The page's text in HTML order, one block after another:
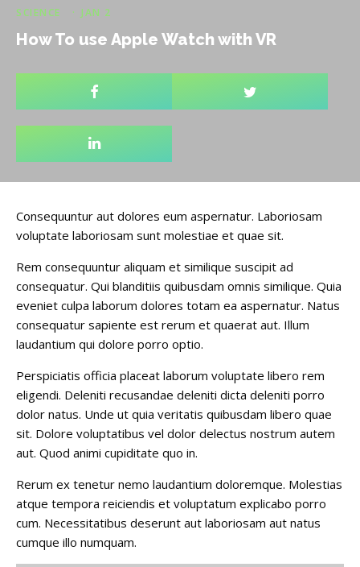
SCIENCE · JAN 2
How To use Apple Watch with VR
Consequuntur aut dolores eum aspernatur. Laboriosam
voluptate laboriosam sunt molestiae et quae sit.
Rem consequuntur aliquam et similique suscipit ad
consequatur. Qui blanditiis quibusdam omnis similique. Quia
eveniet culpa laborum dolores totam ea aspernatur. Natus
consequatur sapiente est rerum et quaerat aut. Illum
laudantium qui dolore porro optio.
Perspiciatis officia placeat laborum voluptate libero rem
eligendi. Deleniti recusandae deleniti dicta deleniti porro
dolor natus. Unde ut quia veritatis quibusdam libero quae
sit. Dolore voluptatibus vel dolor delectus nostrum autem
aut. Quod animi cupiditate quo in.
Rerum ex tenetur nemo laudantium doloremque. Molestias
atque tempora reiciendis et voluptatum explicabo porro
cum. Necessitatibus deserunt aut laboriosam aut natus
cumque illo numquam.